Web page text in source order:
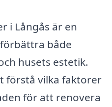
i Långås är en
både
husets estetik.
förstå vilka faktorer
för att renovera